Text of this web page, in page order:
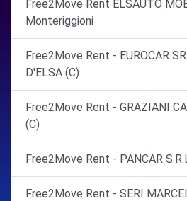
Free2Move Rent ELSAUTO
Monteriggioni
Free2Move Rent - EUROCAR
D'ELSA (C)
Free2Move Rent - GRAZIANI
(C)
Free2Move Rent - PANCAR
Free2Move Rent - SERI